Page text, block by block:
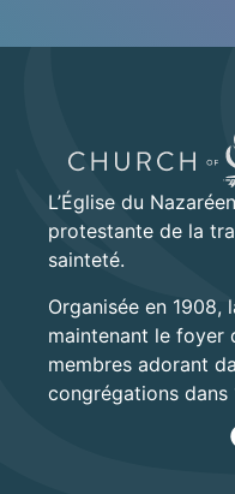
L’Église du
protestante de la
sainteté.
Organisée en 1908,
maintenant le foyer
membres adorant
congrégations dans